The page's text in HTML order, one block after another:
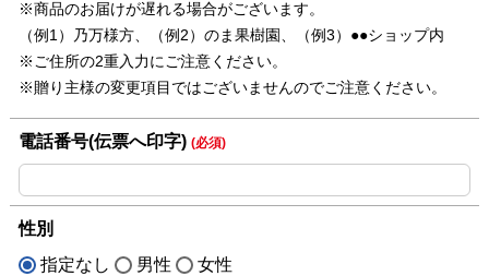
※商品のお届けが遅れる場合がございます。
（例1）乃万様方、（例2）のま果樹園、（例3）●●ショップ内
※ご住所の2重入力にご注意ください。
※贈り主様の変更項目ではございませんのでご注意ください。
電話番号(伝票へ印字) (必須)
性別
指定なし
男性 女性